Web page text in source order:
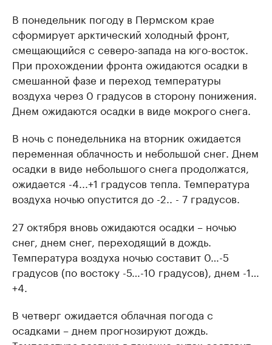
В понедельник погоду в Пермском крае
сформирует арктический холодный фронт,
смещающийся с северо-запада на юго-восток.
При прохождении фронта ожидаются осадки в
смешанной фазе и переход температуры
воздуха через 0 градусов в сторону понижения.
Днем ожидаются осадки в виде мокрого снега.
В ночь с понедельника на вторник ожидается
переменная облачность и небольшой снег. Днем
осадки в виде небольшого снега продолжатся,
ожидается -4...+1 градусов тепла. Температура
воздуха ночью опустится до -2.. - 7 градусов.
27 октября вновь ожидаются осадки – ночью
снег, днем снег, переходящий в дождь.
Температура воздуха ночью составит 0…-5
градусов (по востоку -5…-10 градусов), днем -1…
+4.
В четверг ожидается облачная погода с
осадками – днем прогнозируют дождь.